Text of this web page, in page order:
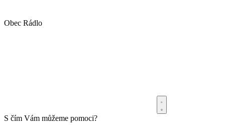
Obec Rádlo
S čím Vám můžeme pomoci?